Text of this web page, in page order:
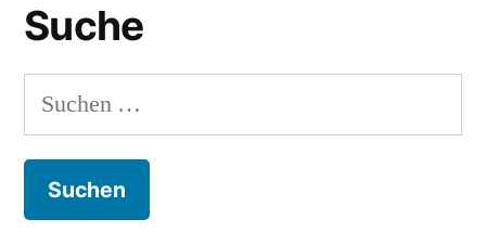
Suche
Suchen
nach: